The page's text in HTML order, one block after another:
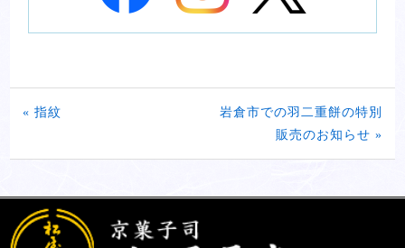
« 指紋
岩倉市での羽二重餅の特別
販売のお知らせ »